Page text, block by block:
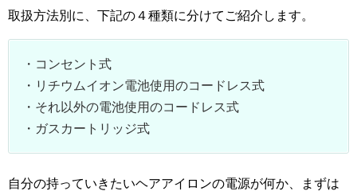
取扱方法別に、下記の４種類に分けてご紹介します。
・コンセント式
・リチウムイオン電池使用のコードレス式
・それ以外の電池使用のコードレス式
・ガスカートリッジ式
自分の持っていきたいヘアアイロンの電源が何か、まずは